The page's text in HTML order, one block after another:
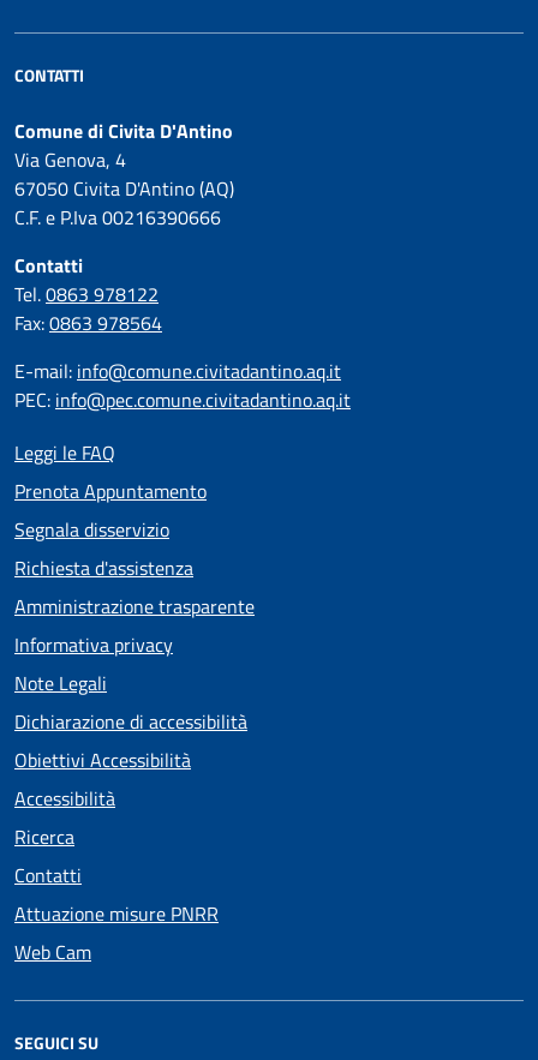
CONTATTI
Comune di Civita D'Antino
Via Genova, 4
67050 Civita D'Antino (AQ)
C.F. e P.Iva 00216390666
Contatti
Tel.0863 978122
Fax:0863 978564
E-mail: info@comune.civitadantino.aq.it
PEC: info@pec.comune.civitadantino.aq.it
Leggi le FAQ
Prenota Appuntamento
Segnala disservizio
Richiesta d'assistenza
Amministrazione trasparente
Informativa privacy
Note Legali
Dichiarazione di accessibilità
Obiettivi Accessibilità
Accessibilità
Ricerca
Contatti
Attuazione misure PNRR
Web Cam
SEGUICI SU